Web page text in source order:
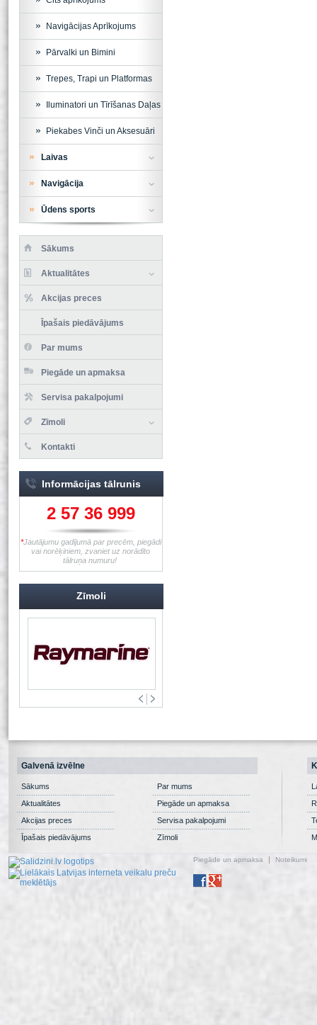
Navigācijas Aprīkojums
Pārvalki un Bimini
Trepes, Trapi un Platformas
Iluminatori un Tīrīšanas Daļas
Piekabes Vinči un Aksesuāri
Laivas
Navigācija
Ūdens sports
Sākums
Aktualitātes
Akcijas preces
Īpašais piedāvājums
Par mums
Piegāde un apmaksa
Servisa pakalpojumi
Zīmoli
Kontakti
Informācijas tālrunis
2 57 36 999
*Jautājumu gadījumā par precēm, piegādi
vai norēķiniem, zvaniet uz norādīto
tālruņa numuru!
Zīmoli
Galvenā izvēlne
Sākums
Aktualitātes
Akcijas preces
Īpašais piedāvājums
Par mums
Piegāde un apmaksa
Servisa pakalpojumi
Zīmoli
Piegāde un apmaksa Noteikumi